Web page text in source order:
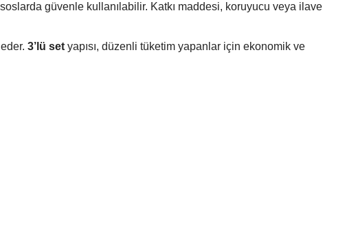
güvenle kullanılabilir. Katkı maddesi, koruyucu veya ilave
3’lü set yapısı, düzenli tüketim yapanlar için ekonomik ve